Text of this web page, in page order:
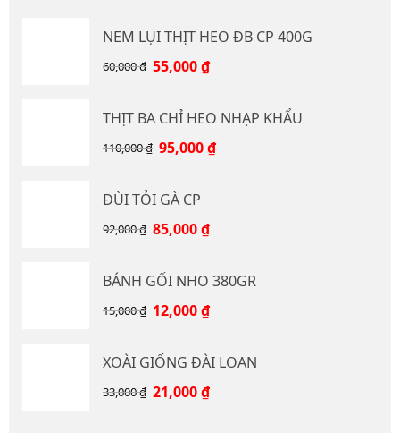
NEM LỤI THỊT HEO ĐB CP 400G
60,000₫ Giá
60,000 ₫.
55,000₫Giá
là:
55,000 ₫.
THỊT BA CHỈ HEO NHẠP KHẨU
110,000₫ Giá
110,000 ₫.
95,000₫Giá
ĐÙI TỎI GÀ CP
92,000₫ Giá
92,000 ₫.
85,000₫Giá
là:
85,000 ₫.
BÁNH GỐI NHO 380GR
15,000₫ Giá
15,000 ₫.
12,000₫Giá
là:
12,000 ₫.
XOÀI GIỐNG ĐÀI LOAN
33,000₫ Giá
21,000₫Giá